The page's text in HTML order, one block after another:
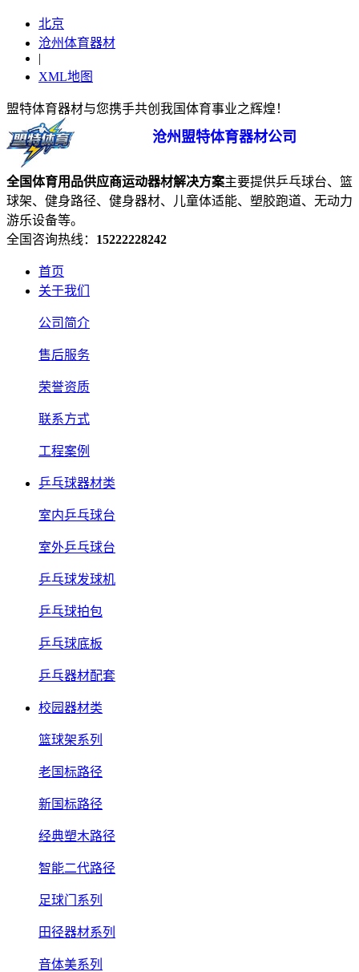
北京
沧州体育器材
|
XML地图
盟特体育器材与您携手共创我国体育事业之辉煌！
沧州盟特体育器材公司
全国体育用品供应商运动器材解决方案主要提供乒乓球台、篮
球架、健身路径、健身器材、儿童体适能、塑胶跑道、无动力
游乐设备等。
全国咨询热线： 15222228242
首页
关于我们
公司简介
售后服务
荣誉资质
联系方式
工程案例
乒乓球器材类
室内乒乓球台
室外乒乓球台
乒乓球发球机
乒乓球拍包
乒乓球底板
乒乓器材配套
校园器材类
篮球架系列
老国标路径
新国标路径
经典塑木路径
智能二代路径
足球门系列
田径器材系列
音体美系列